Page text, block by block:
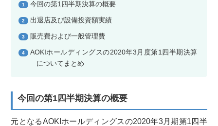
1 今回の第1四半期決算の概要
2 出退店及び設備投資額実績
3 販売費および一般管理費
4
AOKIホールディングスの2020年3月度第1四半期決算
についてまとめ
今回の第1四半期決算の概要
元となるAOKIホールディングスの2020年3月期第1四半